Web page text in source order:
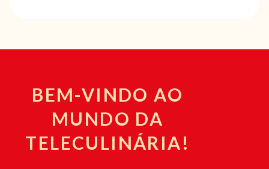
BEM-VINDO AO
MUNDO DA
TELECULINÁRIA!